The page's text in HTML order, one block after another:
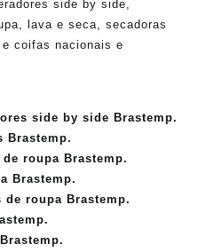
side by side,
lava e seca, secadoras
coifas nacionais e
side by side Brastemp.
Brastemp.
roupa Brastemp.
Brastemp.
de roupa Brastemp.